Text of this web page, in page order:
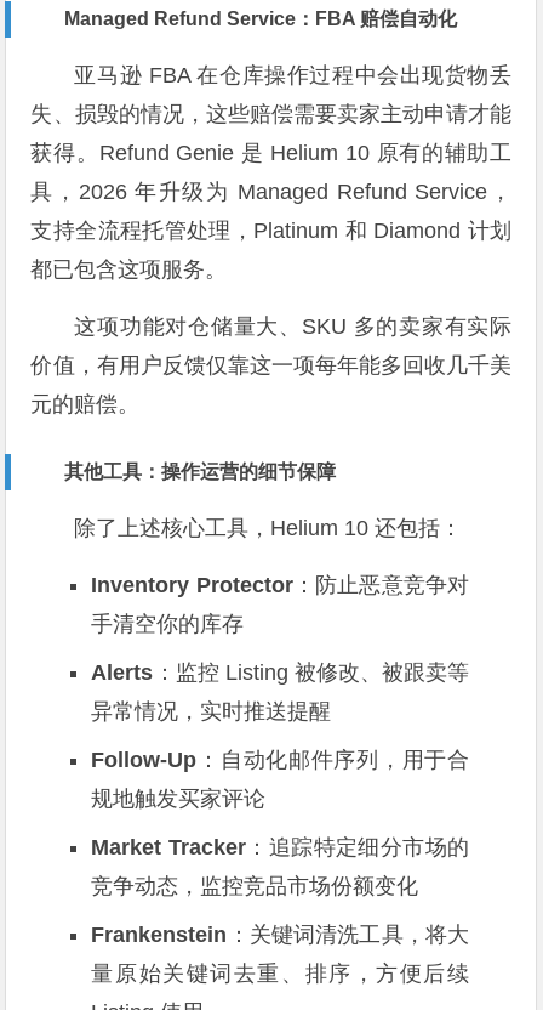
Managed Refund Service：FBA 赔偿自动化
亚马逊 FBA 在仓库操作过程中会出现货物丢
失、损毁的情况，这些赔偿需要卖家主动申请才能
获得。Refund Genie 是 Helium 10 原有的辅助工
具，2026 年升级为 Managed Refund Service，
支持全流程托管处理，Platinum 和 Diamond 计划
都已包含这项服务。
这项功能对仓储量大、SKU 多的卖家有实际
价值，有用户反馈仅靠这一项每年能多回收几千美
元的赔偿。
其他工具：操作运营的细节保障
除了上述核心工具，Helium 10 还包括：
Inventory Protector：防止恶意竞争对
手清空你的库存
Alerts ：监控 Listing 被修改、被跟卖等
异常情况，实时推送提醒
Follow-Up ：自动化邮件序列，用于合
规地触发买家评论
Market Tracker：追踪特定细分市场的
竞争动态，监控竞品市场份额变化
Frankenstein ：关键词清洗工具，将大
量原始关键词去重、排序，方便后续